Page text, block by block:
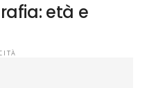
età e